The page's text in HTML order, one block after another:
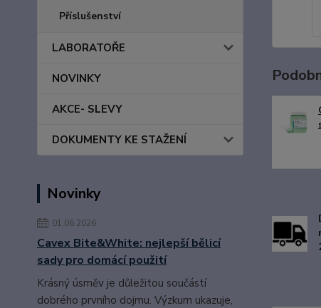
Příslušenství
LABORATOŘE
NOVINKY
AKCE- SLEVY
DOKUMENTY KE STAŽENÍ
Novinky
01.06.2026
Cavex Bite&White: nejlepší bělicí
sady pro domácí použití
Krásný úsměv je důležitou součástí
dobrého prvního dojmu. Výzkum ukazuje,